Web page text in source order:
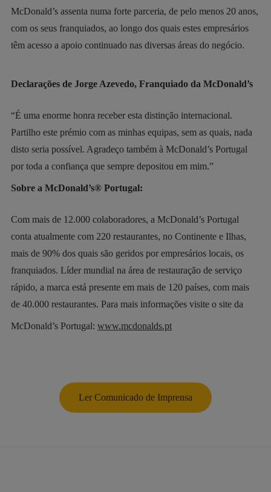
McDonald’s assenta numa forte parceria, de pelo menos 20 anos,
com os seus franquiados, ao longo dos quais estes empresários
têm acesso a apoio continuado nas diversas áreas do negócio.
Declarações de Jorge Azevedo, Franquiado da McDonald’s
“É uma enorme honra receber esta distinção internacional.
Partilho este prémio com as minhas equipas, sem as quais, nada
disto seria possível. Agradeço também à McDonald’s Portugal
por toda a confiança que sempre depositou em mim.”
Sobre a McDonald’s® Portugal:
Com mais de 12.000 colaboradores, a McDonald’s Portugal
conta atualmente com 220 restaurantes, no Continente e Ilhas,
mais de 90% dos quais são geridos por empresários locais, os
franquiados. Líder mundial na área de restauração de serviço
rápido, a marca está presente em mais de 120 países, com mais
de 40.000 restaurantes. Para mais informações visite o site da
McDonald’s Portugal: www.mcdonalds.pt
Ler Comunicado de Imprensa